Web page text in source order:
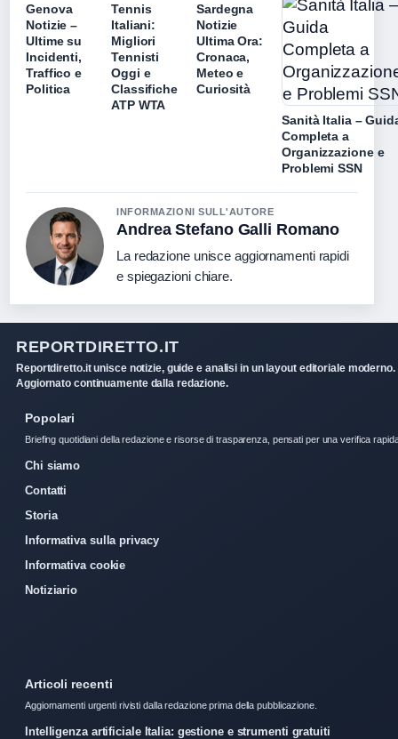
Genova
Notizie –
Ultime su
Incidenti,
Traffico e
Politica
Tennis
Italiani:
Migliori
Tennisti
Oggi e
Classifiche
ATP WTA
Sardegna
Notizie
Ultima Ora:
Cronaca,
Meteo e
Curiosità
Sanità Italia –
Completa a
Organizzazione e
Problemi SSN
INFORMAZIONI SULL'AUTORE
Andrea Stefano Galli Romano
La redazione unisce aggiornamenti rapidi
e spiegazioni chiare.
REPORTDIRETTO.IT
Reportdiretto.it unisce notizie, guide e analisi in un layout editoriale moderno.
Aggiornato continuamente dalla redazione.
Popolari
Briefing quotidiani della redazione e risorse di trasparenza, pensati per una verifica
Chi siamo
Contatti
Storia
Informativa sulla privacy
Informativa cookie
Notiziario
Articoli recenti
Aggiornamenti urgenti rivisti dalla redazione prima della pubblicazione.
Intelligenza artificiale Italia: gestione e strumenti gratuiti